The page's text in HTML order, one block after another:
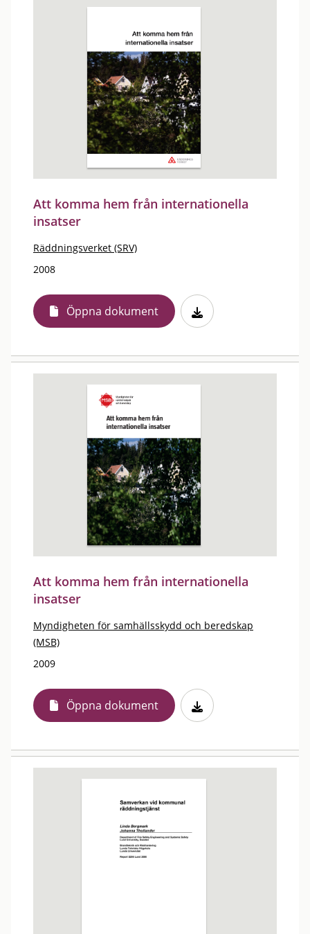
Att komma hem från internationella
insatser
Räddningsverket (SRV)
2008
Öppna dokument
Att komma hem från internationella
insatser
Myndigheten för samhällsskydd och beredskap
(MSB)
2009
Öppna dokument